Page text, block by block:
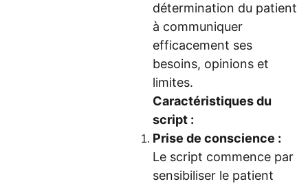
détermination du patient
à communiquer
efficacement ses
besoins, opinions et
limites.
Caractéristiques du
script :
Prise de conscience :
Le script commence par
sensibiliser le patient